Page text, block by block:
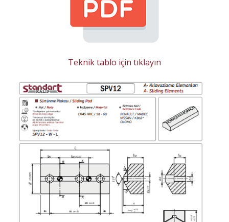
Teknik tablo için tıklayın